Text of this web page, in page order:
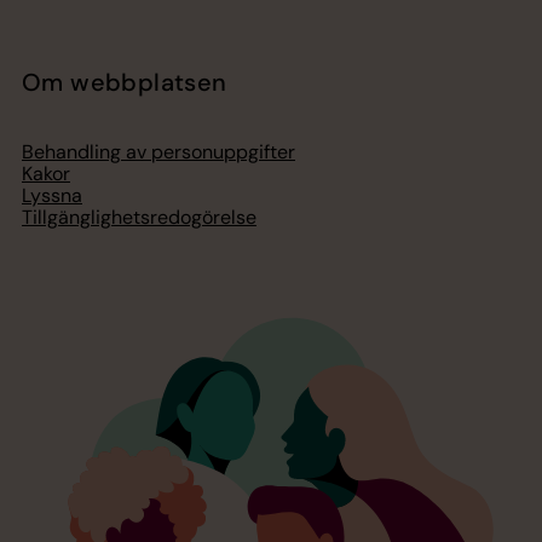
Om webbplatsen
Behandling av personuppgifter
Kakor
Lyssna
Tillgänglighetsredogörelse